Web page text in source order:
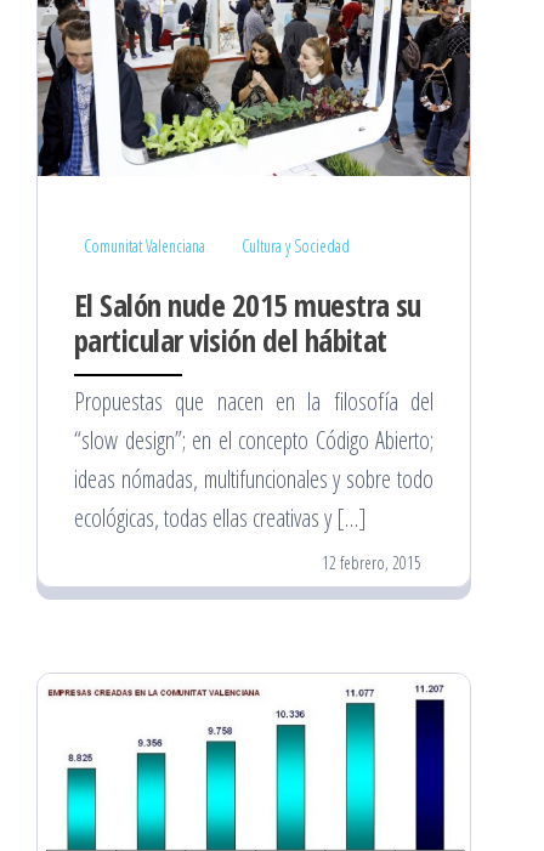
Comunitat Valenciana Cultura y Sociedad
El Salón nude 2015 muestra su
particular visión del hábitat
Propuestas que nacen en la filosofía del
“slow design”; en el concepto Código Abierto;
ideas nómadas, multifuncionales y sobre todo
ecológicas, todas ellas creativas y […]
12 febrero, 2015